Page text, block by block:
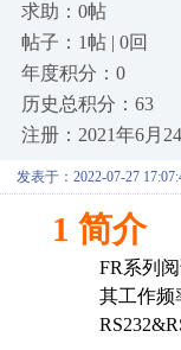
求助：0帖
帖子：1帖 | 0回
年度积分：0
历史总积分：63
注册：2021年6月
发表于：2022-07-27
1 简介
FR系列
其工作频
RS232&